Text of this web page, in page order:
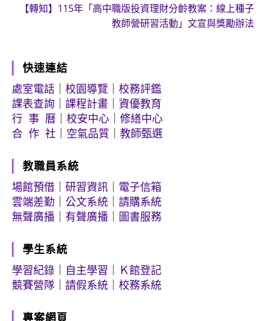
【轉知】115年「高中職版投資理財分齡教案：線上種子
教師營研習活動」文宣與獎勵辦法
快速連結
處室電話
校園導覽
校務評鑑
課表查詢
課程計畫
資優教育
行 事 曆
校安中心
修繕中心
合 作 社
空氣品質 教師甄選
教職員系統
場館預借
研習資訊
電子信箱
雲端差勤
公文系統
請購系統
無聲廣播
有聲廣播 圖書服務
學生系統
學習紀錄
自主學習
Ｋ館登記
競賽營隊
請假系統 校務系統
專案網頁